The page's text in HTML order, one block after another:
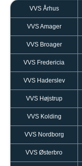
VVS Århus
VVS Amager
VVS Broager
VVS Fredericia
VVS Haderslev
VVS Højstrup
VVS Kolding
VVS Nordborg
VVS Østerbro